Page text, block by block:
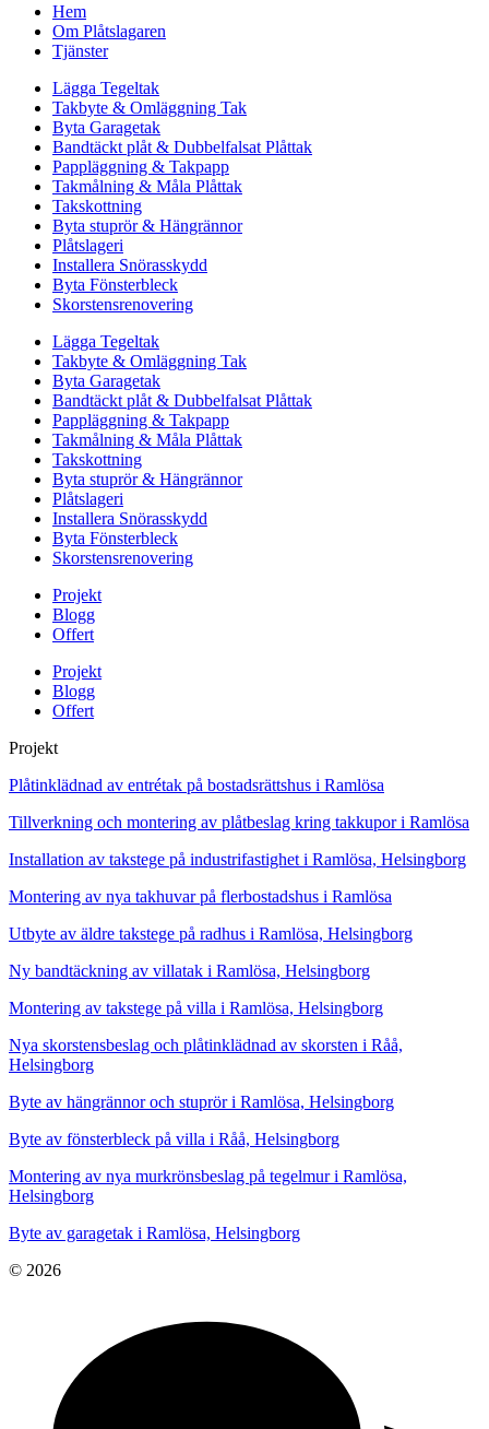
Hem
Om Plåtslagaren
Tjänster
Lägga Tegeltak
Takbyte & Omläggning Tak
Byta Garagetak
Bandtäckt plåt & Dubbelfalsat Plåttak
Pappläggning & Takpapp
Takmålning & Måla Plåttak
Takskottning
Byta stuprör & Hängrännor
Plåtslageri
Installera Snörasskydd
Byta Fönsterbleck
Skorstensrenovering
Lägga Tegeltak
Takbyte & Omläggning Tak
Byta Garagetak
Bandtäckt plåt & Dubbelfalsat Plåttak
Pappläggning & Takpapp
Takmålning & Måla Plåttak
Takskottning
Byta stuprör & Hängrännor
Plåtslageri
Installera Snörasskydd
Byta Fönsterbleck
Skorstensrenovering
Projekt
Blogg
Offert
Projekt
Blogg
Offert
Projekt
Plåtinklädnad av entrétak på bostadsrättshus i Ramlösa
Tillverkning och montering av plåtbeslag kring takkupor i Ramlösa
Installation av takstege på industrifastighet i Ramlösa, Helsingborg
Montering av nya takhuvar på flerbostadshus i Ramlösa
Utbyte av äldre takstege på radhus i Ramlösa, Helsingborg
Ny bandtäckning av villatak i Ramlösa, Helsingborg
Montering av takstege på villa i Ramlösa, Helsingborg
Nya skorstensbeslag och plåtinklädnad av skorsten i Råå,
Helsingborg
Byte av hängrännor och stuprör i Ramlösa, Helsingborg
Byte av fönsterbleck på villa i Råå, Helsingborg
Montering av nya murkrönsbeslag på tegelmur i Ramlösa,
Helsingborg
Byte av garagetak i Ramlösa, Helsingborg
© 2026